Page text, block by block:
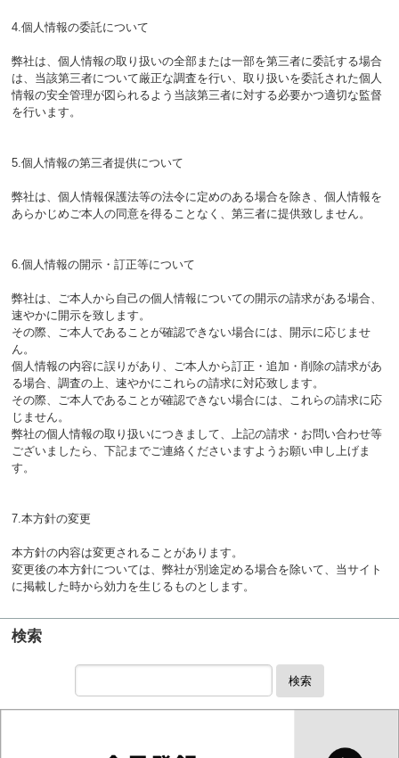
4.個人情報の委託について
弊社は、個人情報の取り扱いの全部または一部を第三者に委託する場合
は、当該第三者について厳正な調査を行い、取り扱いを委託された個人
情報の安全管理が図られるよう当該第三者に対する必要かつ適切な監督
を行います。
5.個人情報の第三者提供について
弊社は、個人情報保護法等の法令に定めのある場合を除き、個人情報を
あらかじめご本人の同意を得ることなく、第三者に提供致しません。
6.個人情報の開示・訂正等について
弊社は、ご本人から自己の個人情報についての開示の請求がある場合、
速やかに開示を致します。
その際、ご本人であることが確認できない場合には、開示に応じませ
ん。
個人情報の内容に誤りがあり、ご本人から訂正・追加・削除の請求があ
る場合、調査の上、速やかにこれらの請求に対応致します。
その際、ご本人であることが確認できない場合には、これらの請求に応
じません。
弊社の個人情報の取り扱いにつきまして、上記の請求・お問い合わせ等
ございましたら、下記までご連絡くださいますようお願い申し上げま
す。
7.本方針の変更
本方針の内容は変更されることがあります。
変更後の本方針については、弊社が別途定める場合を除いて、当サイト
に掲載した時から効力を生じるものとします。
検索
検索